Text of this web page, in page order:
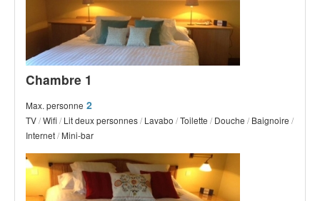
Chambre 1
Max. personne 2
TV/Wifi/ Lit deux personnes/ Lavabo /Toilette / Douche / Baignoire /
Internet/ Mini-bar